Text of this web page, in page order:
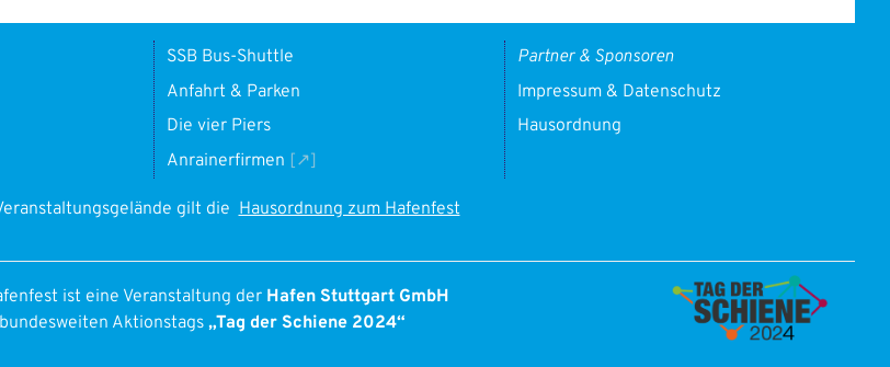
SSB Bus-Shuttle
Anfahrt & Parken
Die vier Piers
Anrainerfirmen
Partner & Sponsoren
Impressum & Datenschutz
Hausordnung
gilt die Hausordnung zum Hafenfest
ist eine Veranstaltung der Hafen Stuttgart GmbH
Aktionstags„Tag der Schiene 2024“